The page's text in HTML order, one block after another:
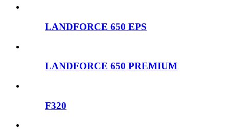
LANDFORCE 650 EPS
LANDFORCE 650 PREMIUM
F320